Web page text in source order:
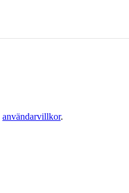
användarvillkor.